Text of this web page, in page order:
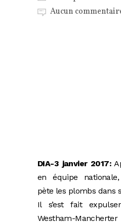
Aucun
DIA-3 janvier 2017:
en équipe
pète les plombs dans
Il s’est fait
Westham-